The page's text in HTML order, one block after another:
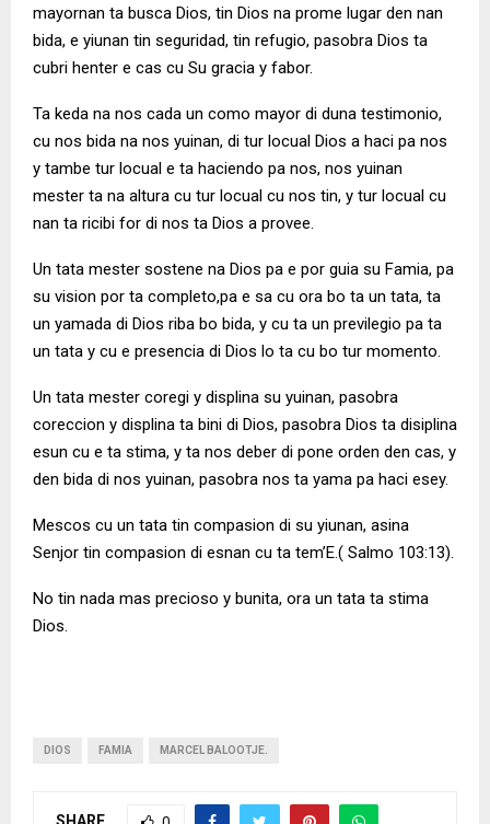
mayornan ta busca Dios, tin Dios na prome lugar den nan
bida, e yiunan tin seguridad, tin refugio, pasobra Dios ta
cubri henter e cas cu Su gracia y fabor.
Ta keda na nos cada un como mayor di duna testimonio,
cu nos bida na nos yuinan, di tur locual Dios a haci pa nos
y tambe tur locual e ta haciendo pa nos, nos yuinan
mester ta na altura cu tur locual cu nos tin, y tur locual cu
nan ta ricibi for di nos ta Dios a provee.
Un tata mester sostene na Dios pa e por guia su Famia, pa
su vision por ta completo,pa e sa cu ora bo ta un tata, ta
un yamada di Dios riba bo bida, y cu ta un previlegio pa ta
un tata y cu e presencia di Dios lo ta cu bo tur momento.
Un tata mester coregi y displina su yuinan, pasobra
coreccion y displina ta bini di Dios, pasobra Dios ta disiplina
esun cu e ta stima, y ta nos deber di pone orden den cas, y
den bida di nos yuinan, pasobra nos ta yama pa haci esey.
Mescos cu un tata tin compasion di su yiunan, asina
Senjor tin compasion di esnan cu ta tem’E.( Salmo 103:13).
No tin nada mas precioso y bunita, ora un tata ta stima
Dios.
DIOS FAMIA MARCEL BALOOTJE.
SHARE